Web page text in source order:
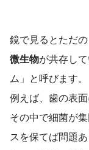
鏡で見るとただ
微生物が共存し
ム」と呼びます。
例えば、歯の表
その中で細菌が
スを保てば問題